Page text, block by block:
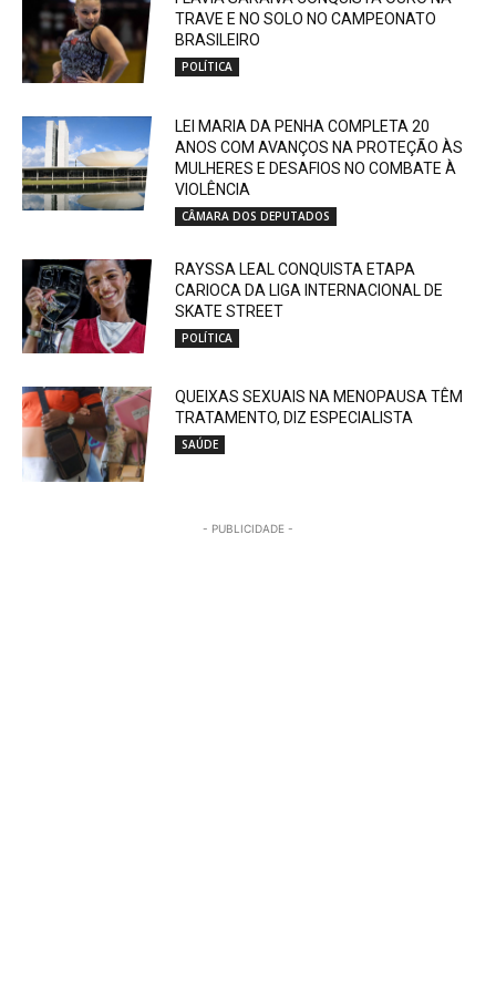
TRAVE E NO SOLO NO CAMPEONATO
BRASILEIRO
POLÍTICA
LEI MARIA DA PENHA COMPLETA 20
ANOS COM AVANÇOS NA PROTEÇÃO ÀS
MULHERES E DESAFIOS NO COMBATE À
VIOLÊNCIA
CÂMARA DOS DEPUTADOS
RAYSSA LEAL CONQUISTA ETAPA
CARIOCA DA LIGA INTERNACIONAL DE
SKATE STREET
POLÍTICA
QUEIXAS SEXUAIS NA MENOPAUSA TÊM
TRATAMENTO, DIZ ESPECIALISTA
SAÚDE
- PUBLICIDADE -